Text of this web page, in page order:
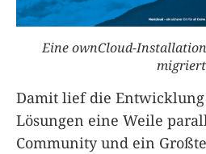
Eine ownCloud-
migriert
Damit lief die
Lösungen eine Weile
Community und ein